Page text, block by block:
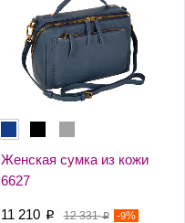
Женская сумка из кожи
6627
-9%
12 331p
11 210 p